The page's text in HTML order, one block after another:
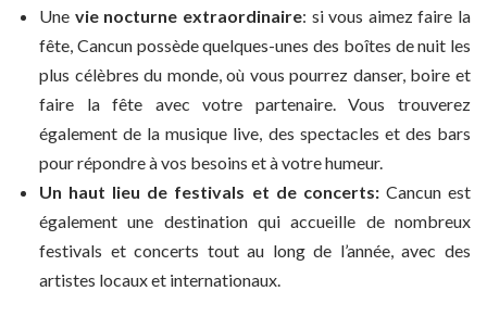
Une vie nocturne extraordinaire: si vous aimez faire la
fête, Cancun possède quelques-unes des boîtes de nuit les
plus célèbres du monde, où vous pourrez danser, boire et
faire la fête avec votre partenaire. Vous trouverez
également de la musique live, des spectacles et des bars
pour répondre à vos besoins et à votre humeur.
Un haut lieu de festivals et de concerts:Cancun est
également une destination qui accueille de nombreux
festivals et concerts tout au long de l’année, avec des
artistes locaux et internationaux.